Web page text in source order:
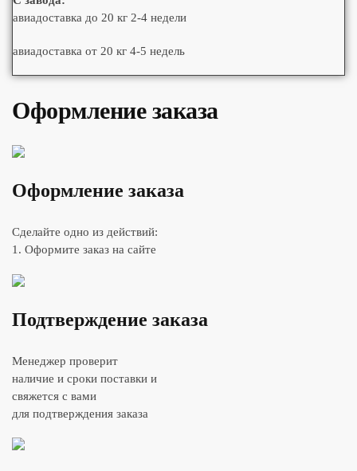
авиадоставка до 20 кг 2-4 недели
авиадоставка от 20 кг 4-5 недель
Оформление заказа
Оформление заказа
Сделайте одно из действий:
1. Оформите заказ на сайте
Подтверждение заказа
Менеджер проверит
наличие и сроки поставки и
свяжется с вами
для подтверждения заказа